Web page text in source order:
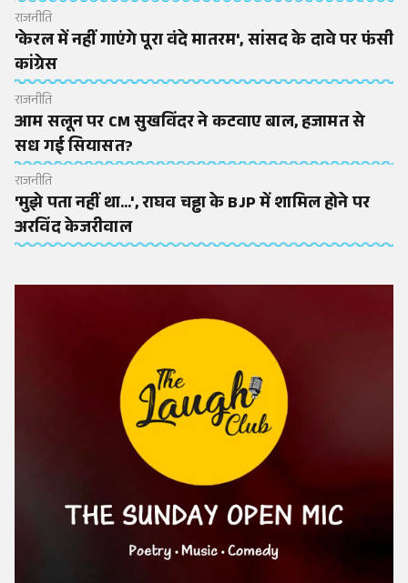
राजनीति
'केरल में नहीं गाएंगे पूरा वंदे मातरम', सांसद के दावे पर फंसी
कांग्रेस
राजनीति
आम सलून पर CM सुखविंदर ने कटवाए बाल, हजामत से
सध गई सियासत?
राजनीति
'मुझे पता नहीं था...', राघव चड्ढा के BJP में शामिल होने पर
अरविंद केजरीवाल